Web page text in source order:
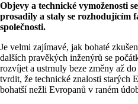
Objevy a technické vymoženosti
prosadily a staly se rozhodujícím
společnosti.
Je velmi zajímavé, jak bohaté
dalších pravěkých inženýrů se
rozvíjet a ustrnuly beze změny až
tvrdit, že technické znalosti starých
bohatší nežli Evropanů v raném